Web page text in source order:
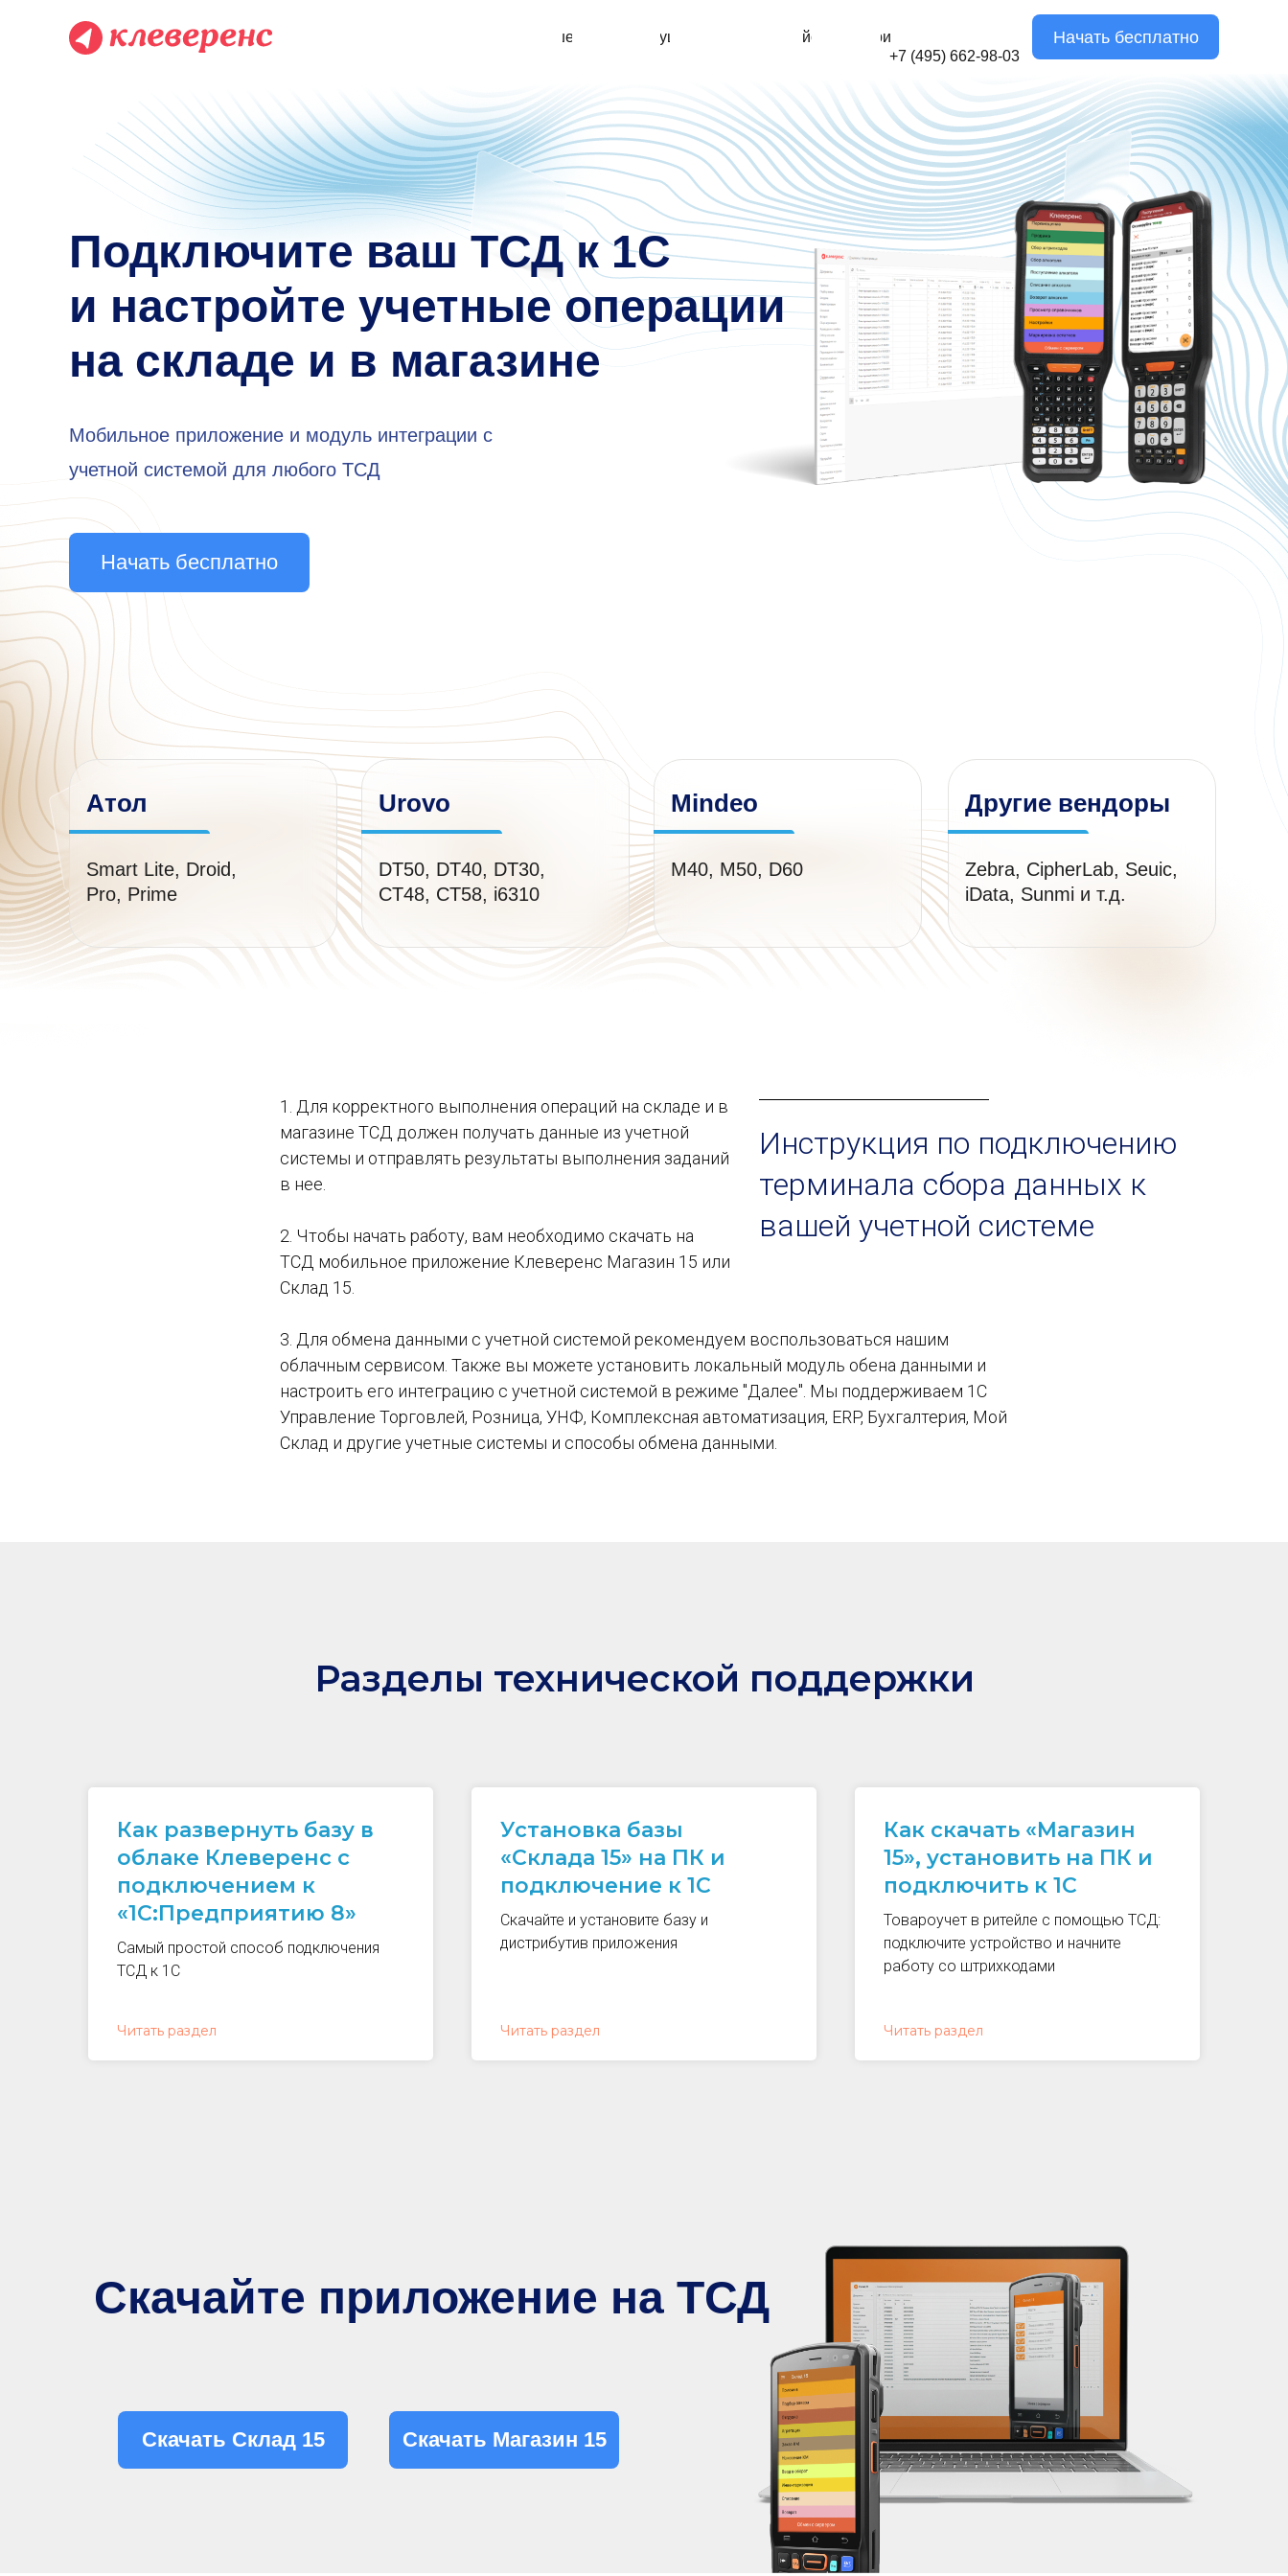
Начать бесплатно
Решение Преимущества Кейсы
Тарифы
+7 (495) 662-98-03
Подключите ваш ТСД к 1С
и настройте учетные операции
на складе и в магазине
Мобильное приложение и модуль интеграции с
учетной системой для любого ТСД
Начать бесплатно
Атол
Smart Lite, Droid,
Pro, Prime
Urovo
DT50, DT40, DT30,
CT48, CT58, i6310
Mindeo
M40, M50, D60
Другие вендоры
Zebra, CipherLab, Seuic,
iData, Sunmi и т.д.
Инструкция по подключению
терминала сбора данных к
вашей учетной системе
1. Для корректного выполнения операций на складе и в
магазине ТСД должен получать данные из учетной
системы и отправлять результаты выполнения заданий
в нее.
2. Чтобы начать работу, вам необходимо скачать на
ТСД мобильное приложение Клеверенс Магазин 15 или
Склад 15.
3. Для обмена данными с учетной системой рекомендуем воспользоваться нашим
облачным сервисом. Также вы можете установить локальный модуль обена данными и
настроить его интеграцию с учетной системой в режиме "Далее". Мы поддерживаем 1С
Управление Торговлей, Розница, УНФ, Комплексная автоматизация, ERP, Бухгалтерия, Мой
Склад и другие учетные системы и способы обмена данными.
Разделы технической поддержки
Как развернуть базу в
облаке Клеверенс с
подключением к
«1С:Предприятию 8»
Самый простой способ подключения
ТСД к 1С
Читать раздел
Установка базы
«Склада 15» на ПК и
подключение к 1С
Скачайте и установите базу и
дистрибутив приложения
Читать раздел
Как скачать «Магазин
15», установить на ПК и
подключить к 1С
Товароучет в ритейле с помощью ТСД:
подключите устройство и начните
работу со штрихкодами
Читать раздел
Скачайте приложение на ТСД
Скачать Склад 15 Скачать Магазин 15